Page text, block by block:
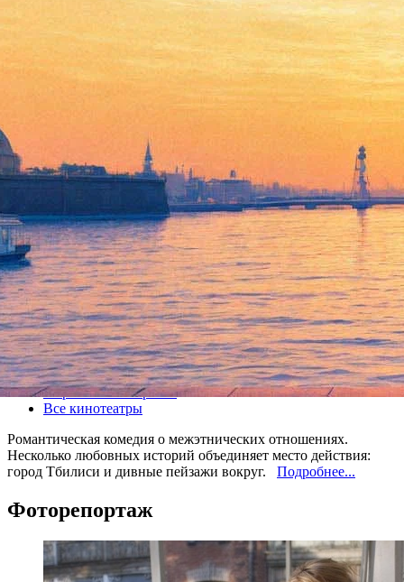
Любовь с акцентом
12 октября 2012, пятница-07 ноября 2012, среда
Версия для печати
Все кино
широкий кинопрокат
Все кинотеатры
Романтическая комедия о межэтнических отношениях.
Несколько любовных историй объединяет место действия:
город Тбилиси и дивные пейзажи вокруг. Подробнее...
Фоторепортаж